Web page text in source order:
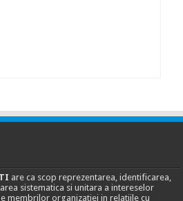
are ca scop reprezentarea, identificarea,
sistematica si unitara a intereselor
membrilor organizatiei in relatiile cu